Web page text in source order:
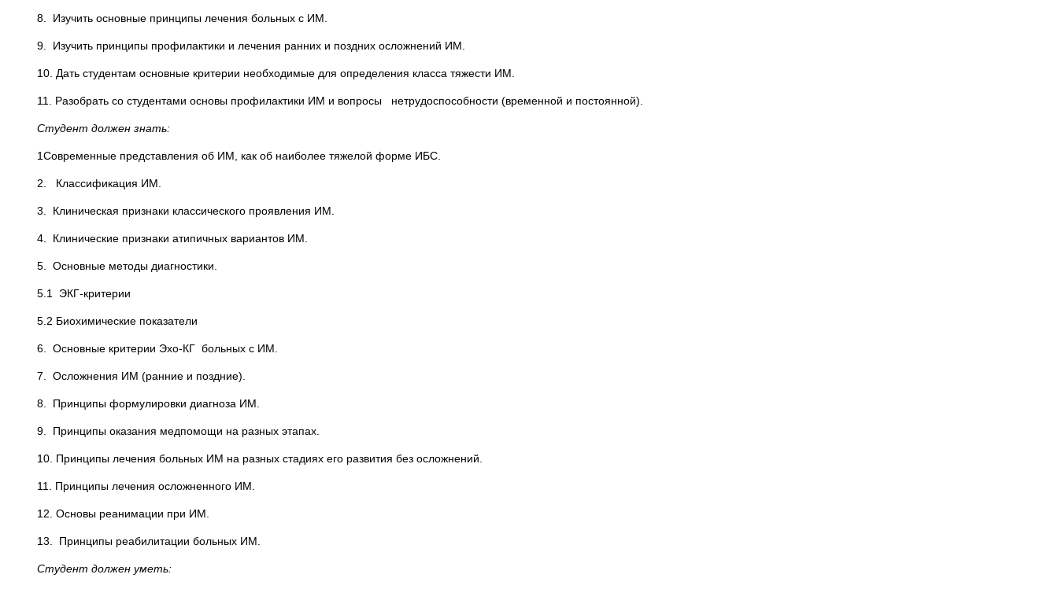
8. Изучить основные принципы лечения больных с ИМ.
9. Изучить принципы профилактики и лечения ранних и поздних осложнений ИМ.
10. Дать студентам основные критерии необходимые для определения класса тяжести ИМ.
11. Разобрать со студентами основы профилактики ИМ и вопросы нетрудоспособности (временной и постоянной).
Студент должен знать:
1Современные представления об ИМ, как об наиболее тяжелой форме ИБС.
2. Классификация ИМ.
3. Клиническая признаки классического проявления ИМ.
4. Клинические признаки атипичных вариантов ИМ.
5. Основные методы диагностики.
5.1 ЭКГ-критерии
5.2 Биохимические показатели
6. Основные критерии Эхо-КГ больных с ИМ.
7. Осложнения ИМ (ранние и поздние).
8. Принципы формулировки диагноза ИМ.
9. Принципы оказания медпомощи на разных этапах.
10. Принципы лечения больных ИМ на разных стадиях его развития без осложнений.
11. Принципы лечения осложненного ИМ.
12. Основы реанимации при ИМ.
13. Принципы реабилитации больных ИМ.
Студент должен уметь: